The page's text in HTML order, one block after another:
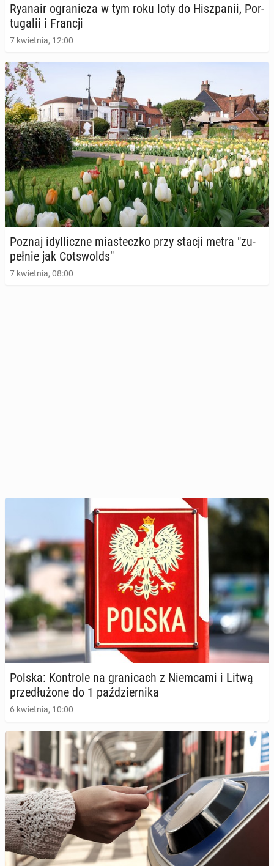
Ryanair ogra­ni­cza w tym roku loty do Hisz­pa­nii, Por­
tu­ga­lii i Francji
7 kwietnia, 12:00
Poznaj idyl­licz­ne mia­stecz­ko przy stacji metra "zu­
peł­nie jak Cot­swolds"
7 kwietnia, 08:00
Polska: Kon­tro­le na gra­ni­cach z Niem­ca­mi i Litwą
prze­dłu­żo­ne do 1 paź­dzier­ni­ka
6 kwietnia, 10:00